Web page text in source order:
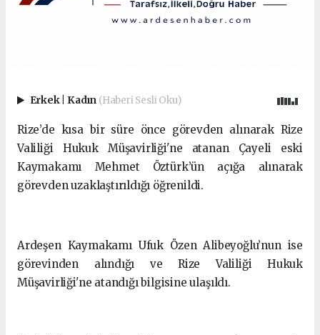
Erkek Kadın (Haberi Sesli Oku)
Rize’de kısa bir süre önce görevden alınarak Rize
Valiliği Hukuk Müşavirliği'ne atanan Çayeli eski
Kaymakamı Mehmet Öztürk’ün açığa alınarak
görevden uzaklaştırıldığı öğrenildi.
Ardeşen Kaymakamı Ufuk Özen Alibeyoğlu’nun ise
görevinden alındığı ve Rize Valiliği Hukuk
Müşavirliği'ne atandığı bilgisine ulaşıldı.